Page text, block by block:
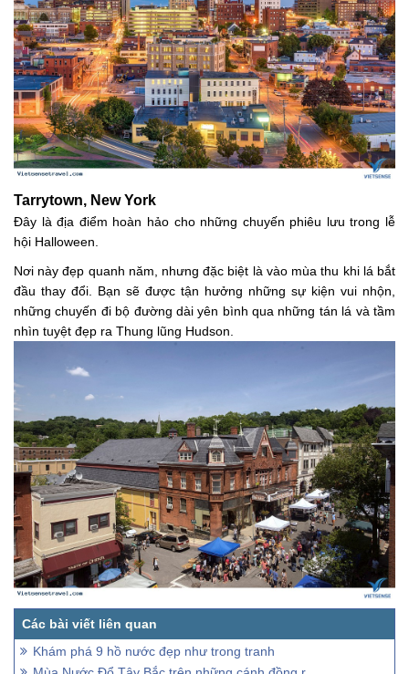
Tarrytown, New York
Đây là địa điểm hoàn hảo cho những chuyến phiêu lưu trong lễ
hội Halloween.
Nơi này đẹp quanh năm, nhưng đặc biệt là vào mùa thu khi lá bắt
đầu thay đổi. Bạn sẽ được tận hưởng những sự kiện vui nhộn,
những chuyến đi bộ đường dài yên bình qua những tán lá và tầm
nhìn tuyệt đẹp ra Thung lũng Hudson.
Khám phá 9 hồ nước đẹp như trong tranh